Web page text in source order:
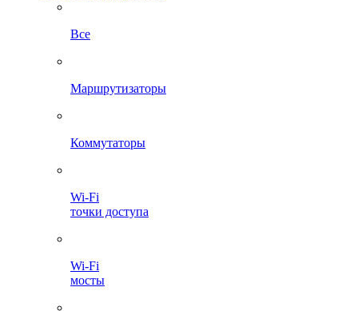
Все
Маршрутизаторы
Коммутаторы
Wi-Fi
точки доступа
Wi-Fi
мосты